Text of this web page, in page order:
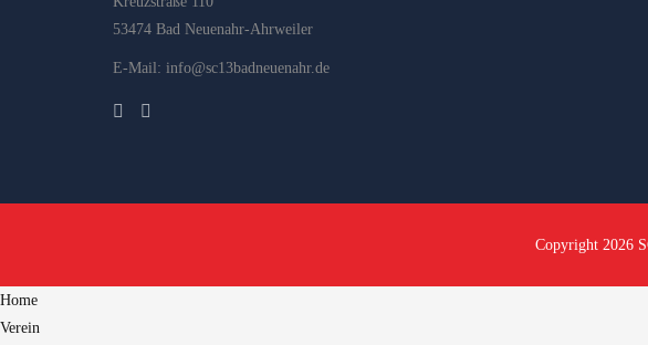
53474 Bad Neuenahr-Ahrweiler
E-Mail: info@sc13badneuenahr.de
Copyright 2026
Home
Verein